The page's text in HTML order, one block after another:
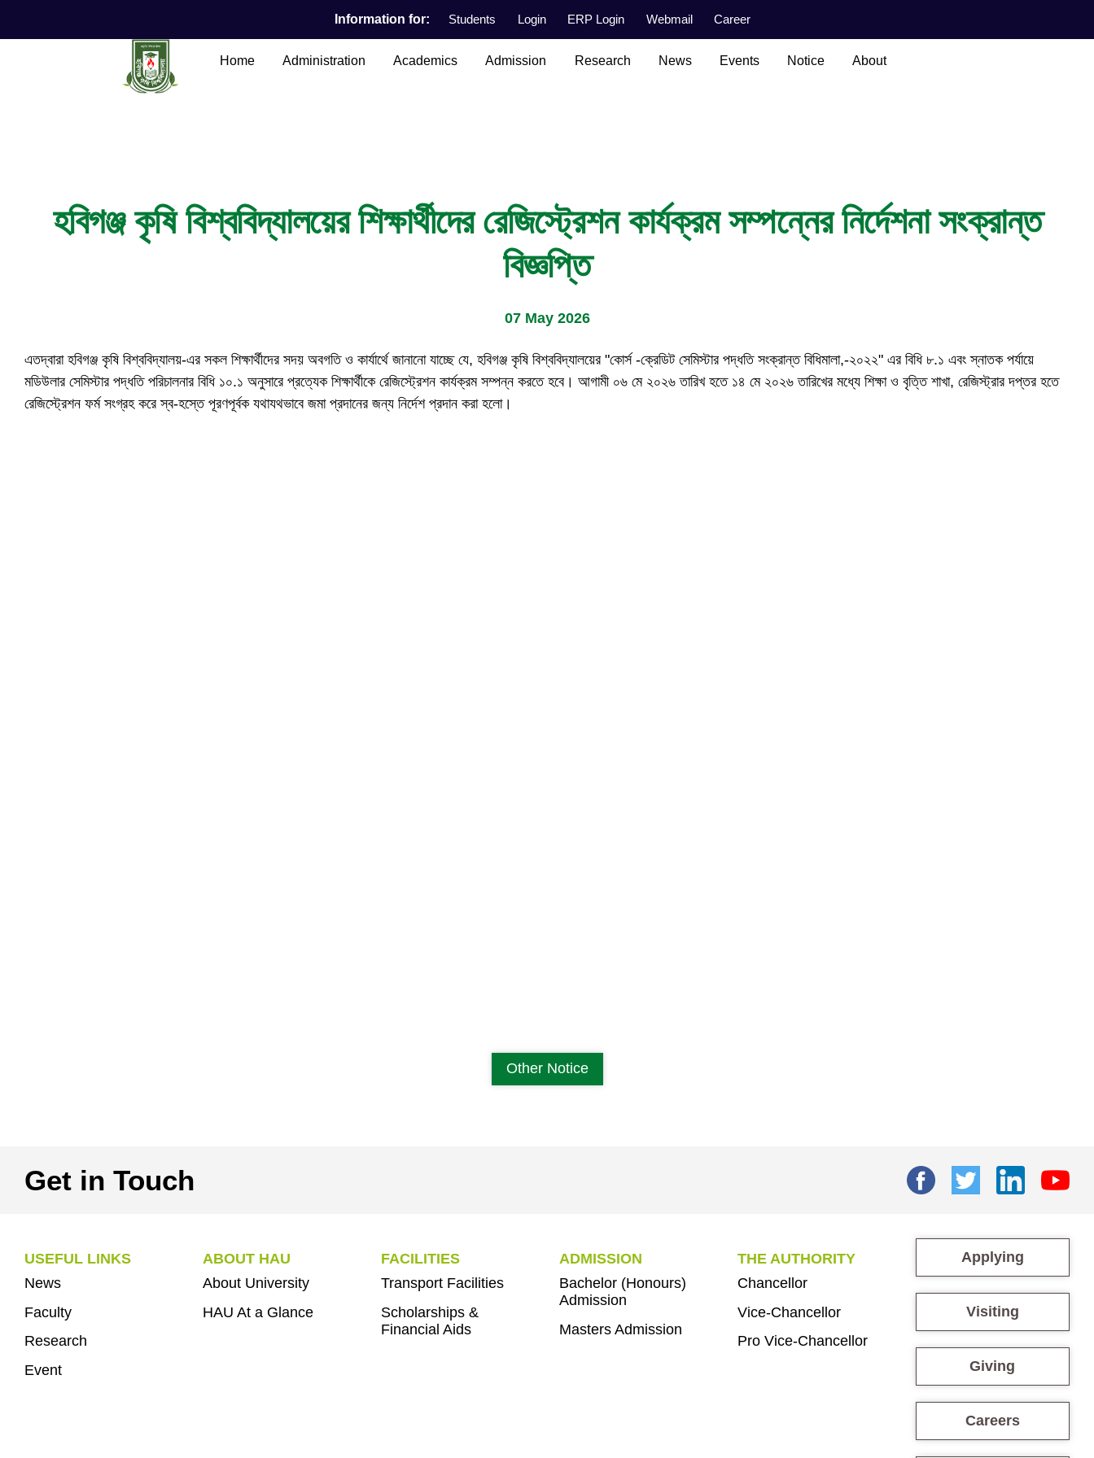
Information for: Students Login ERP Login Webmail Career
Home Administration Academics Admission Research News Events Notice About
হবিগঞ্জ কৃষি বিশ্ববিদ্যালয়ের শিক্ষার্থীদের রেজিস্ট্রেশন কার্যক্রম সম্পন্নের নির্দেশনা সংক্রান্ত
বিজ্ঞপ্তি
07 May 2026
এতদ্বারা হবিগঞ্জ কৃষি বিশ্ববিদ্যালয়-এর সকল শিক্ষার্থীদের সদয় অবগতি ও কার্যার্থে জানানো যাচ্ছে যে, হবিগঞ্জ কৃষি বিশ্ববিদ্যালয়ের "কোর্স -ক্রেডিট সেমিস্টার পদ্ধতি সংক্রান্ত বিধিমালা,-২০২২" এর বিধি ৮.১ এবং স্নাতক পর্যায়ে
মডিউলার সেমিস্টার পদ্ধতি পরিচালনার বিধি ১০.১ অনুসারে প্রত্যেক শিক্ষার্থীকে রেজিস্ট্রেশন কার্যক্রম সম্পন্ন করতে হবে। আগামী ০৬ মে ২০২৬ তারিখ হতে ১৪ মে ২০২৬ তারিখের মধ্যে শিক্ষা ও বৃত্তি শাখা, রেজিস্ট্রার দপ্তর হতে
রেজিস্ট্রেশন ফর্ম সংগ্রহ করে স্ব-হস্তে পূরণপূর্বক যথাযথভাবে জমা প্রদানের জন্য নির্দেশ প্রদান করা হলো।
Other Notice
Get in Touch
USEFUL LINKS
News
Faculty
Research
Event
ABOUT HAU
About University
HAU At a Glance
FACILITIES
Transport Facilities
Scholarships &
Financial Aids
ADMISSION
Bachelor (Honours)
Admission
Masters Admission
THE AUTHORITY
Chancellor
Vice-Chancellor
Pro Vice-Chancellor
Applying
Visiting
Giving
Careers